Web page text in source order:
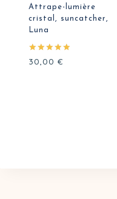
Attrape-lumière
cristal, suncatcher,
Luna
Note
5.00
30,00 €